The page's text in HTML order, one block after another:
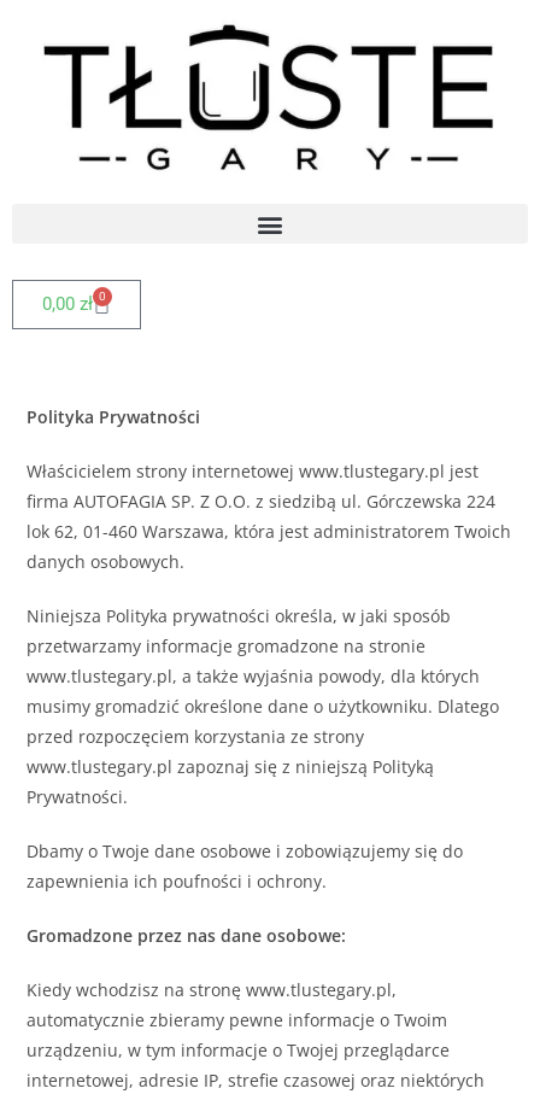
0,00 zł 0
Polityka Prywatności
Właścicielem strony internetowej www.tlustegary.pl jest
firma AUTOFAGIA SP. Z O.O. z siedzibą ul. Górczewska 224
lok 62, 01-460 Warszawa, która jest administratorem Twoich
danych osobowych.
Niniejsza Polityka prywatności określa, w jaki sposób
przetwarzamy informacje gromadzone na stronie
www.tlustegary.pl, a także wyjaśnia powody, dla których
musimy gromadzić określone dane o użytkowniku. Dlatego
przed rozpoczęciem korzystania ze strony
www.tlustegary.pl zapoznaj się z niniejszą Polityką
Prywatności.
Dbamy o Twoje dane osobowe i zobowiązujemy się do
zapewnienia ich poufności i ochrony.
Gromadzone przez nas dane osobowe:
Kiedy wchodzisz na stronę www.tlustegary.pl,
automatycznie zbieramy pewne informacje o Twoim
urządzeniu, w tym informacje o Twojej przeglądarce
internetowej, adresie IP, strefie czasowej oraz niektórych